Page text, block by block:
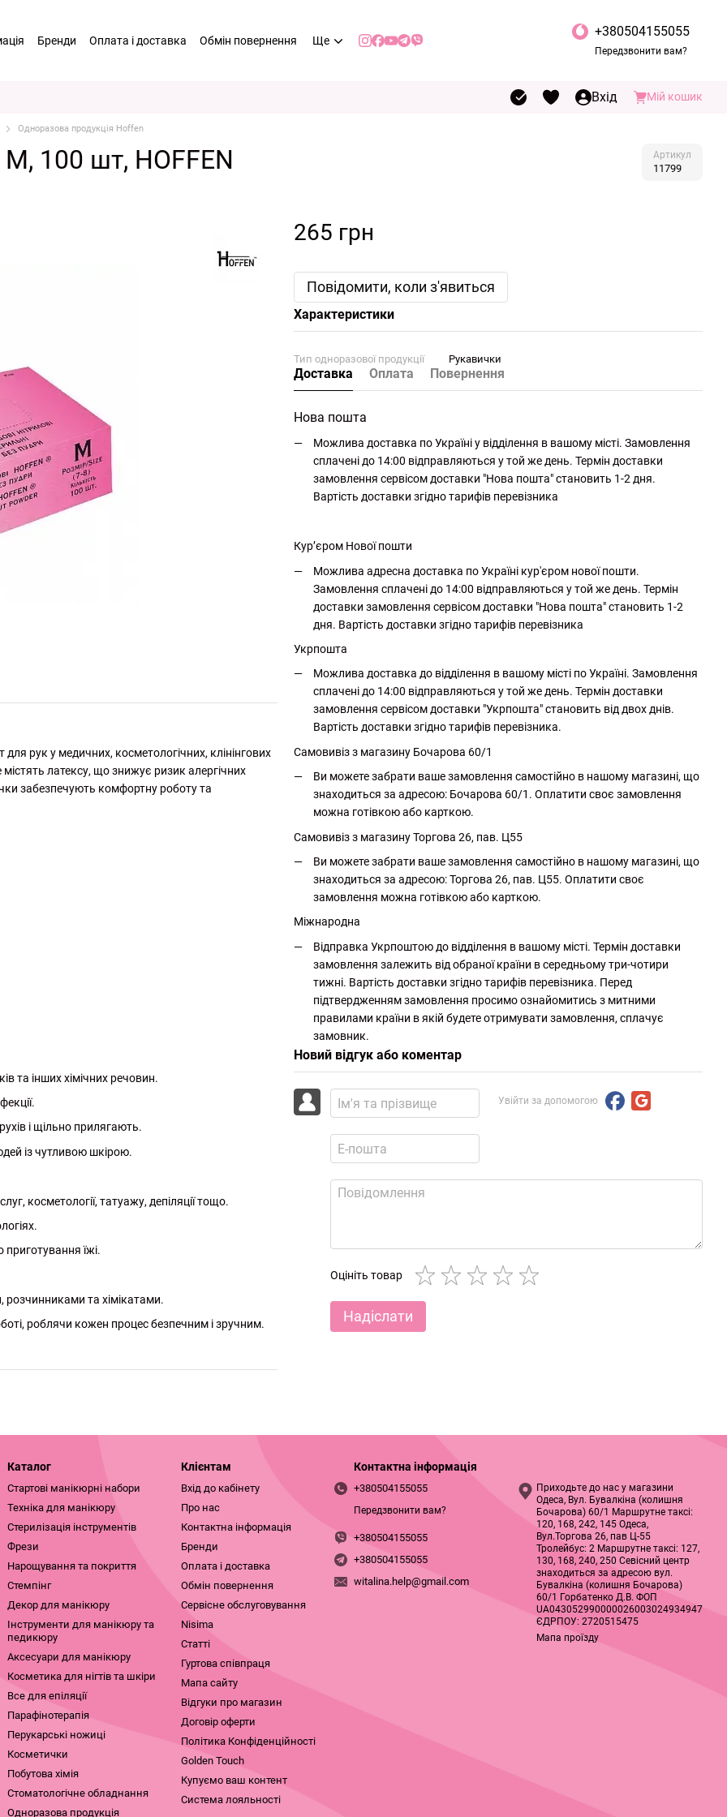
Бренди Оплата і доставка Обмін повернення Ще
+380504155055
Передзвонити вам?
Вхід Мій кошик
Одноразова продукція Hoffen
100 шт, HOFFEN Артикул
11799
рук у медичних, косметологічних, клінінгових
латексу, що знижує ризик алергічних
забезпечують комфортну роботу та
та інших хімічних речовин.
і щільно прилягають.
із чутливою шкірою.
косметології, татуажу, депіляції тощо.
їжі.
та хімікатами.
роблячи кожен процес безпечним і зручним.
265 грн
Повідомити, коли з'явиться
Характеристики
Тип одноразової продукції Рукавички
Доставка Оплата Повернення
Нова пошта
Можлива доставка по Україні у відділення в вашому місті. Замовлення
сплачені до 14:00 відправляються у той же день. Термін доставки
замовлення сервісом доставки "Нова пошта" становить 1-2 дня.
Вартість доставки згідно тарифів перевізника
Кур’єром Нової пошти
Можлива адресна доставка по Україні кур'єром нової пошти.
Замовлення сплачені до 14:00 відправляються у той же день. Термін
доставки замовлення сервісом доставки "Нова пошта" становить 1-2
дня. Вартість доставки згідно тарифів перевізника
Укрпошта
Можлива доставка до відділення в вашому місті по Україні. Замовлення
сплачені до 14:00 відправляються у той же день. Термін доставки
замовлення сервісом доставки "Укрпошта" становить від двох днів.
Вартість доставки згідно тарифів перевізника.
Самовивіз з магазину Бочарова 60/1
Ви можете забрати ваше замовлення самостійно в нашому магазині, що
знаходиться за адресою: Бочарова 60/1. Оплатити своє замовлення
можна готівкою або карткою.
Самовивіз з магазину Торгова 26, пав. Ц55
Ви можете забрати ваше замовлення самостійно в нашому магазині, що
знаходиться за адресою: Торгова 26, пав. Ц55. Оплатити своє
замовлення можна готівкою або карткою.
Міжнародна
Відправка Укрпоштою до відділення в вашому місті. Термін доставки
замовлення залежить від обраної країни в середньому три-чотири
тижні. Вартість доставки згідно тарифів перевізника. Перед
підтвердженням замовлення просимо ознайомитись з митними
правилами країни в якій будете отримувати замовлення, сплачує
замовник.
Новий відгук або коментар
Увійти за допомогою
Оцініть товар
Надіслати
Каталог
Стартові манікюрні набори
Техніка для манікюру
Стерилізація інструментів
Фрези
Нарощування та покриття
Стемпінг
Декор для манікюру
Інструменти для манікюру та
педикюру
Аксесуари для манікюру
Косметика для нігтів та шкіри
Все для епіляції
Парафінотерапія
Перукарські ножиці
Косметички
Побутова хімія
Стоматологічне обладнання
Одноразова продукція
Клієнтам
Вхід до кабінету
Про нас
Контактна інформація
Бренди
Оплата і доставка
Обмін повернення
Сервісне обслуговування
Nisima
Статті
Гуртова співпраця
Мапа сайту
Відгуки про магазин
Договір оферти
Політика Конфіденційності
Golden Touch
Купуємо ваш контент
Система лояльності
Контактна інформація
+380504155055
Передзвонити вам?
+380504155055
+380504155055
witalina.help@gmail.com
Приходьте до нас у магазини
Одеса, Вул. Бувалкіна (колишня
Бочарова) 60/1 Маршрутне таксі:
120, 168, 242, 145 Одеса,
Вул.Торгова 26, пав Ц-55
Тролейбус: 2 Маршрутне таксі: 127,
130, 168, 240, 250 Севісний центр
знаходиться за адресою вул.
Бувалкіна (колишня Бочарова)
60/1 Горбатенко Д.В. ФОП
UA043052990000026003024934947
ЄДРПОУ: 2720515475
Мапа проїзду